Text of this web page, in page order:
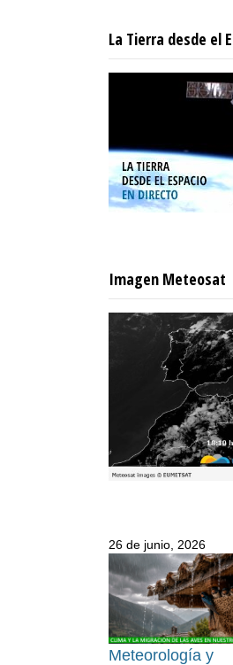
La Tierra desde el
Imagen Meteosat
26 de junio, 2026
Meteorología y